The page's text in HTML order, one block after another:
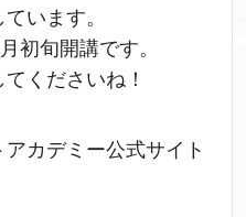
います。
初旬開講です。
くださいね！
カデミー公式サイト